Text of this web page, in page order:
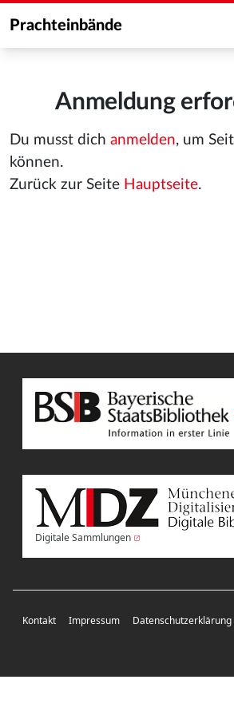
Prachteinbände
Anmeldung
Du musst dich anmelden, um
können.
Zurück zur Seite Hauptseite.
Digitale Sammlungen
Kontakt Impressum Datenschutzerklärung